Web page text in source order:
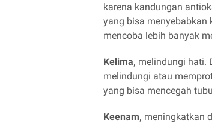
karena kandungan
yang bisa menyebabkan
mencoba lebih banyak
Kelima, melindungi hati.
melindungi atau
yang bisa mencegah
Keenam, meningkatkan